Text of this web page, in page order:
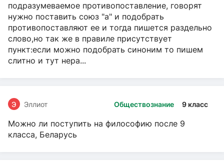
подразумеваемое противопоставление, говорят
нужно поставить союз "а" и подобрать
противопоставляют ее и тогда пишется раздельно
слово,но так же в правиле присутствует
пункт:если можно подобрать синоним то пишем
слитно и тут нера...
Обществознание 9 класс
Э Эллиот
Можно ли поступить на философию после 9
класса, Беларусь